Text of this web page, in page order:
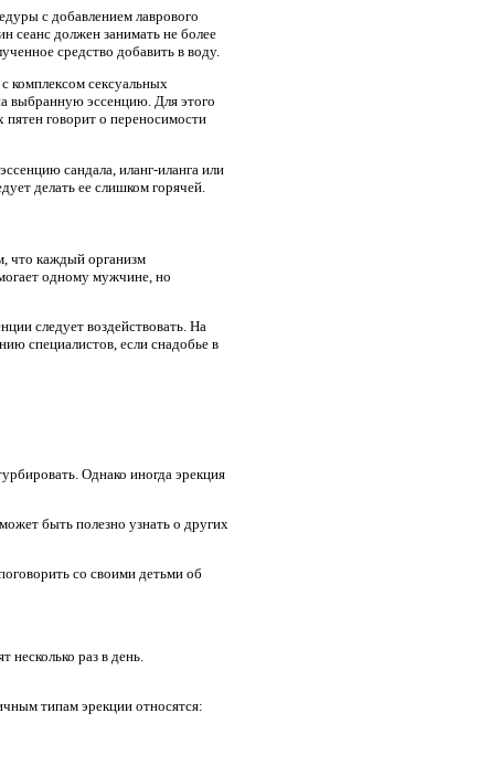
с добавлением лаврового
сеанс должен занимать не более
средство добавить в воду.
комплексом сексуальных
выбранную эссенцию. Для этого
пятен говорит о переносимости
сандала, иланг-иланга или
делать ее слишком горячей.
что каждый организм
одному мужчине, но
следует воздействовать. На
специалистов, если снадобье в
Однако иногда эрекция
быть полезно узнать о других
со своими детьми об
несколько раз в день.
типам эрекции относятся: